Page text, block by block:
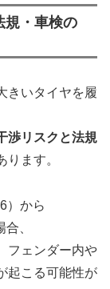
規・車検の
きいタイヤを履
渉リスクと法規
ます。
）から
、
フェンダー内や
起こる可能性が